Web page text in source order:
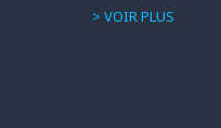
> VOIR PLUS